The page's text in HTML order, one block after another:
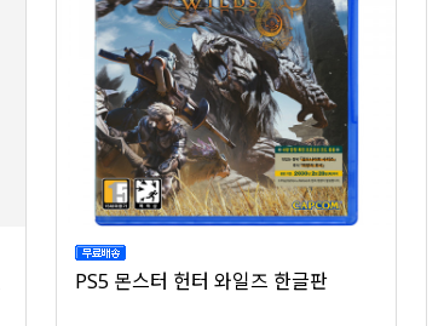
PS5 몬스터 헌터 와일즈 한글판